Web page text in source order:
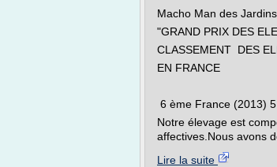
Macho Man des
"GRAND PRIX DES
CLASSEMENT DES
EN FRANCE
6 ème France (2013)
Notre élevage est
affectives.Nous avons
Lire la suite